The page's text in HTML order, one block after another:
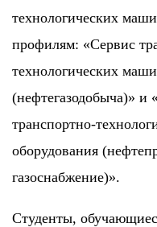
технологических
профилям: «Сервис
технологических
(нефтегазодобыча)» и
транспортно-
оборудования
газоснабжение)».
Студенты,